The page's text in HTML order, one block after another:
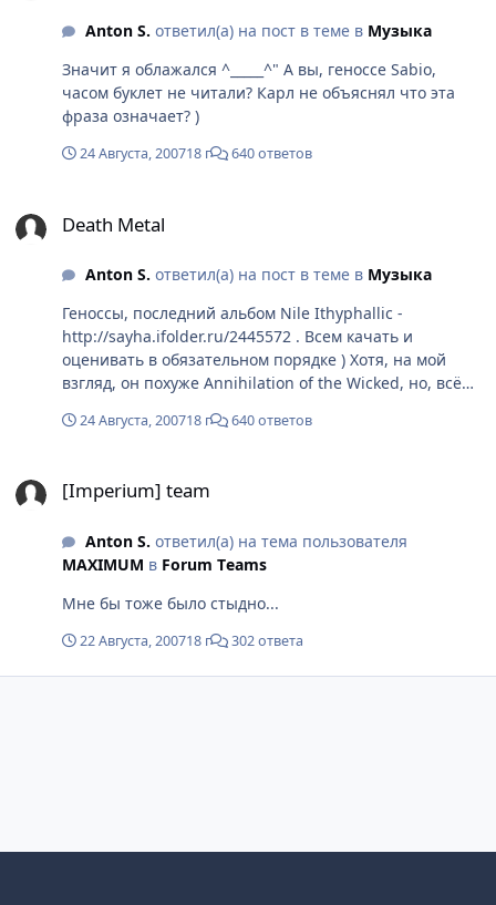
данном альбоме меня порадовал самый первый трэк.
Anton S. ответил(а) на пост в теме в Музыка
Значит я облажался ^_____^" А вы, геноссе Sabio,
часом буклет не читали? Карл не объяснял что эта
фраза означает? )
24 Августа, 200718 г 640 ответов
Death Metal
Anton S. ответил(а) на пост в теме в Музыка
Геноссы, последний альбом Nile Ithyphallic -
http://sayha.ifolder.ru/2445572 . Всем качать и
оценивать в обязательном порядке ) Хотя, на мой
взгляд, он похуже Annihilation of the Wicked, но, всё
патетики в, исполненной прекрасным гроулом
24 Августа, 200718 г 640 ответов
[Imperium] team
Anton S. ответил(а) на тема пользователя
MAXIMUM в Fоrum Tеams
Мне бы тоже было стыдно...
22 Августа, 200718 г 302 ответа